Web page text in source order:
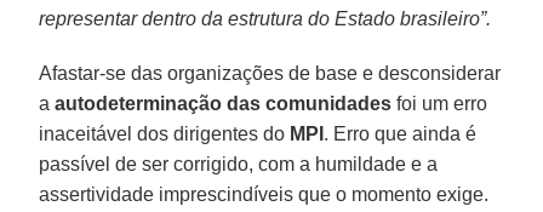
representar dentro da estrutura do Estado brasileiro”.
Afastar-se das organizações de base e desconsiderar
aautodeterminação das comunidades foi um erro
inaceitável dos dirigentes do MPI . Erro que ainda é
passível de ser corrigido, com a humildade e a
assertividade imprescindíveis que o momento exige.